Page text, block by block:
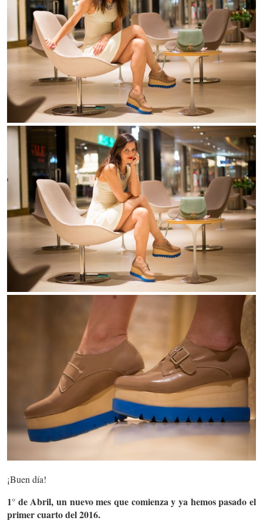
¡Buen día!
1° de Abril, un nuevo mes que comienza y ya hemos pasado el
primer cuarto del 2016.